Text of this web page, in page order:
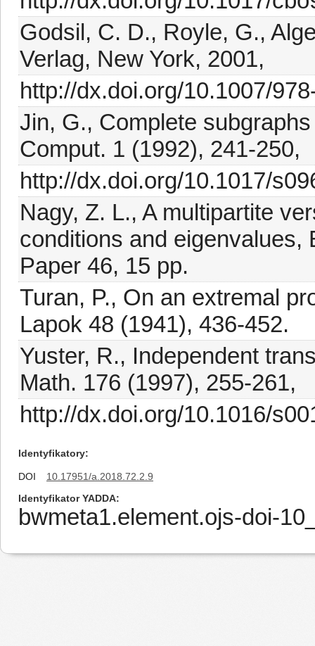
Godsil, C. D., Royle, G.,
Verlag, New York, 2001,
http://dx.doi.org/10.1007/
Jin, G., Complete
Comput. 1 (1992), 241-250,
http://dx.doi.org/10.1017/
Nagy, Z. L., A multipartite
conditions and eigenvalues,
Paper 46, 15 pp.
Turan, P., On an extremal
Lapok 48 (1941), 436-452.
Yuster, R., Independent
Math. 176 (1997), 255-261,
http://dx.doi.org/10.1016/
Identyfikatory
DOI
10.17951/a.2018.72.2.9
Identyfikator YADDA
bwmeta1.element.ojs-doi-